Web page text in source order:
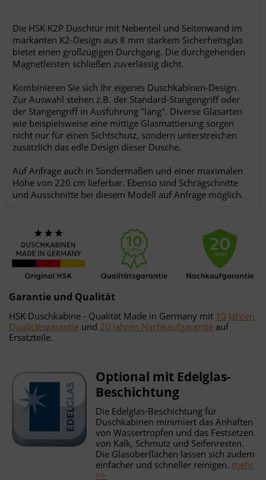
Die HSK K2P Duschtür mit Nebenteil und Seitenwand im
markanten K2-Design aus 8 mm starkem Sicherheitsglas
bietet einen großzügigen Durchgang. Die durchgehenden
Magnetleisten schließen zuverlässig dicht.
Kombinieren Sie sich Ihr eigenes Duschkabinen-Design.
Zur Auswahl stehen z.B. der Standard-Stangengriff oder
der Stangengriff in Ausführung "lang". Diverse Glasarten
wie beispielsweise eine mittige Glasmattierung sorgen
nicht nur für einen Sichtschutz, sondern unterstreichen
zusätzlich das edle Design dieser Dusche.
Auf Anfrage auch in Sondermaßen und einer maximalen
Höhe von 220 cm lieferbar. Ebenso sind Schrägschnitte
und Ausschnitte bei diesem Modell auf Anfrage möglich.
Garantie und Qualität
HSK Duschkabine - Qualität Made in Germany mit 10 Jahren
Qualitätsgarantie und 20 Jahren Nachkaufgarantie auf
Ersatzteile.
Optional mit Edelglas-
Beschichtung
Die Edelglas-Beschichtung für
Duschkabinen minimiert das Anhaften
von Wassertropfen und das Festsetzen
von Kalk, Schmutz und Seifenresten.
Die Glasoberflächen lassen sich zudem
einfacher und schneller reinigen. mehr
>>